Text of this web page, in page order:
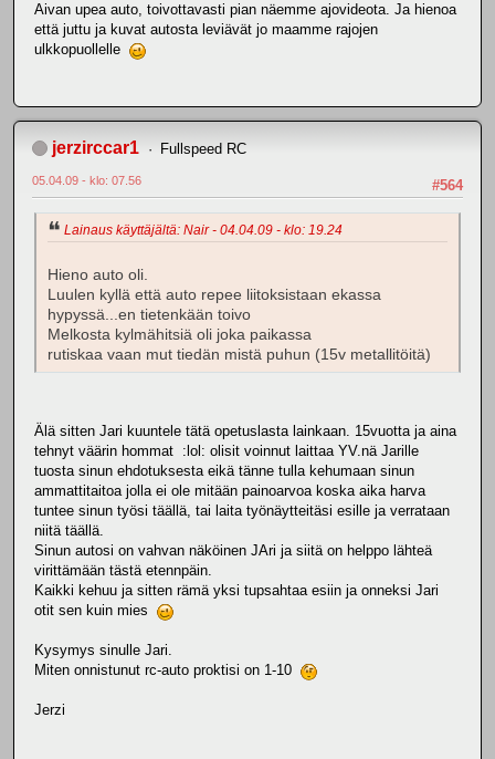
Aivan upea auto, toivottavasti pian näemme ajovideota. Ja hienoa
että juttu ja kuvat autosta leviävät jo maamme rajojen
ulkkopuollelle
jerzirccar1 Fullspeed RC
#564
05.04.09 - klo: 07.56
Lainaus käyttäjältä: Nair - 04.04.09 - klo: 19.24
Hieno auto oli.
Luulen kyllä että auto repee liitoksistaan ekassa
hypyssä...en tietenkään toivo
Melkosta kylmähitsiä oli joka paikassa
rutiskaa vaan mut tiedän mistä puhun (15v metallitöitä)
Älä sitten Jari kuuntele tätä opetuslasta lainkaan. 15vuotta ja aina
tehnyt väärin hommat :lol: olisit voinnut laittaa YV.nä Jarille
tuosta sinun ehdotuksesta eikä tänne tulla kehumaan sinun
ammattitaitoa jolla ei ole mitään painoarvoa koska aika harva
tuntee sinun työsi täällä, tai laita työnäytteitäsi esille ja verrataan
niitä täällä.
Sinun autosi on vahvan näköinen JAri ja siitä on helppo lähteä
virittämään tästä etennpäin.
Kaikki kehuu ja sitten rämä yksi tupsahtaa esiin ja onneksi Jari
otit sen kuin mies
Kysymys sinulle Jari.
Miten onnistunut rc-auto proktisi on 1-10
Jerzi